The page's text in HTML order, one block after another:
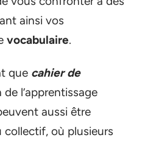
ainsi vos
vocabulaire.
que cahier de
l’apprentissage
aussi être
collectif, où plusieurs